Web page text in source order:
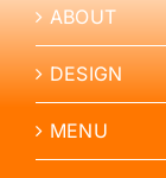
ABOUT
DESIGN
MENU